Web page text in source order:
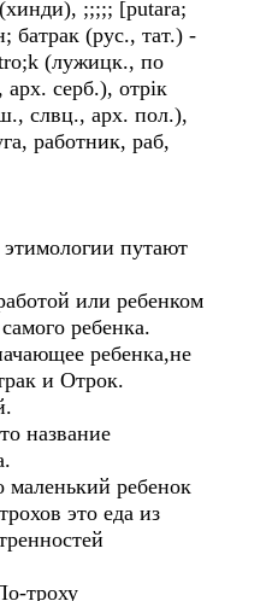
;;;;; [putara;
батрак (рус., тат.) -
(лужицк., по
серб.), отрiк
слвц., арх. пол.),
работник, раб,
путают
или ребенком
ребенка.
ребенка,не
и Отрок.
название
маленький ребенок
это еда из
троху